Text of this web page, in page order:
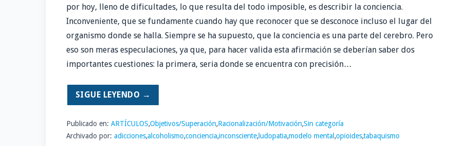
por hoy, lleno de dificultades, lo que resulta del todo imposible, es describir la conciencia.
Inconveniente, que se fundamente cuando hay que reconocer que se desconoce incluso el lugar del
organismo donde se halla. Siempre se ha supuesto, que la conciencia es una parte del cerebro. Pero
eso son meras especulaciones, ya que, para hacer valida esta afirmación se deberían saber dos
importantes cuestiones: la primera, seria donde se encuentra con precisión…
SIGUE LEYENDO →
Publicado en: ARTÍCULOS,Objetivos/Superación,Racionalización/Motivación,Sin categoría
Archivado por: adicciones,alcoholismo,conciencia,inconsciente,ludopatia,modelo mental ,opioides,tabaquismo